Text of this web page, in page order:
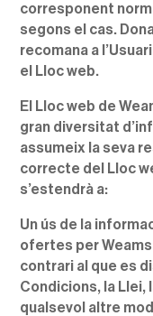
corresponent
segons el cas.
recomana a
el Lloc web.
El Lloc web de
gran diversitat
assumeix la seva
correcte del Lloc
s’estendrà a:
Un ús de la
ofertes per
contrari al que es
Condicions, la Llei,
qualsevol altre